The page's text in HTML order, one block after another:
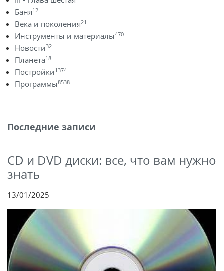
Баня12
Века и поколения21
Инструменты и материалы470
Новости32
Планета18
Постройки1374
Программы8538
Последние записи
CD и DVD диски: все, что вам нужно
знать
13/01/2025